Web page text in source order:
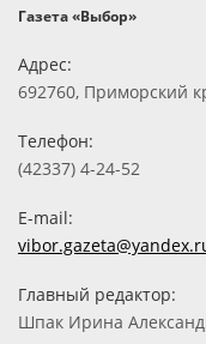
Газета «Выбор»
Адрес:
692760, Приморский
Телефон:
(42337) 4-24-52
E-mail:
Главный редактор:
Шпак Ирина